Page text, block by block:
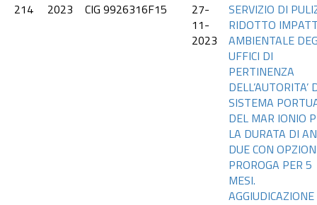
214
2023 CIG 9926316F15
27-
11-
2023
SERVIZIO DI
RIDOTTO
AMBIENTALE
UFFICI DI
PERTINENZA
DELL’AUTORITA’
SISTEMA
DEL MAR IONIO
LA DURATA DI
DUE CON
PROROGA PER 5
MESI.
AGGIUDICAZIONE